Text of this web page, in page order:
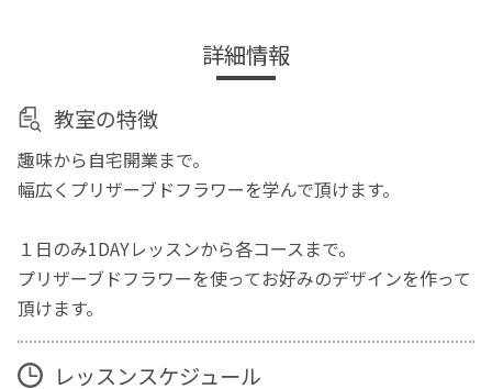
詳細情報
教室の特徴
趣味から自宅開業まで。
幅広くプリザーブドフラワーを学んで頂けます。
１日のみ1DAYレッスンから各コースまで。
プリザーブドフラワーを使ってお好みのデザインを作って
頂けます。
レッスンスケジュール